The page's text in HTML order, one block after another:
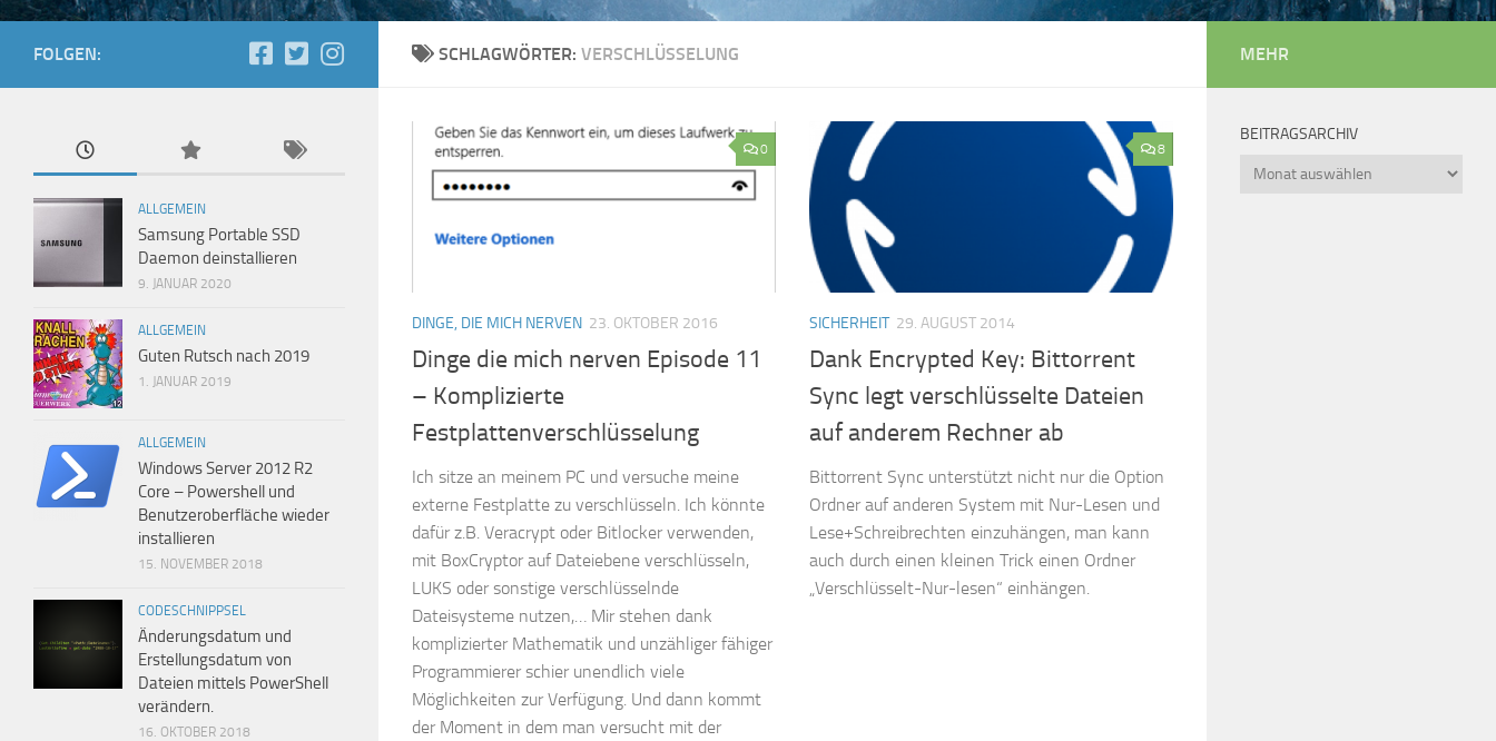
SCHLAGWÖRTER: VERSCHLÜSSELUNG
0
DINGE, DIE MICH NERVEN 23. OKTOBER 2016
Dinge die mich nerven Episode 11
– Komplizierte
Festplattenverschlüsselung
Ich sitze an meinem PC und versuche meine
externe Festplatte zu verschlüsseln. Ich könnte
dafür z.B. Veracrypt oder Bitlocker verwenden,
mit BoxCryptor auf Dateiebene verschlüsseln,
LUKS oder sonstige verschlüsselnde
Dateisysteme nutzen,… Mir stehen dank
komplizierter Mathematik und unzähliger fähiger
Programmierer schier unendlich viele
Möglichkeiten zur Verfügung. Und dann kommt
der Moment in dem man versucht mit der
8
SICHERHEIT 29. AUGUST 2014
Dank Encrypted Key: Bittorrent
Sync legt verschlüsselte Dateien
auf anderem Rechner ab
Bittorrent Sync unterstützt nicht nur die Option
Ordner auf anderen System mit Nur-Lesen und
Lese+Schreibrechten einzuhängen, man kann
auch durch einen kleinen Trick einen Ordner
„Verschlüsselt-Nur-lesen“ einhängen.
FOLGEN:
ALLGEMEIN
Samsung Portable SSD
Daemon deinstallieren
9. JANUAR 2020
ALLGEMEIN
Guten Rutsch nach 2019
1. JANUAR 2019
ALLGEMEIN
Windows Server 2012 R2
Core – Powershell und
Benutzeroberfläche wieder
installieren
15. NOVEMBER 2018
CODESCHNIPPSEL
Änderungsdatum und
Erstellungsdatum von
Dateien mittels PowerShell
verändern.
16. OKTOBER 2018
MEHR
BEITRAGSARCHIV
Beitragsarchiv